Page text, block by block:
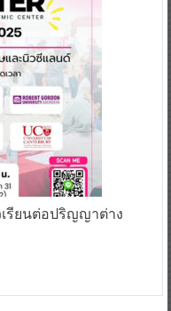
เรียนต่อปริญญาต่าง